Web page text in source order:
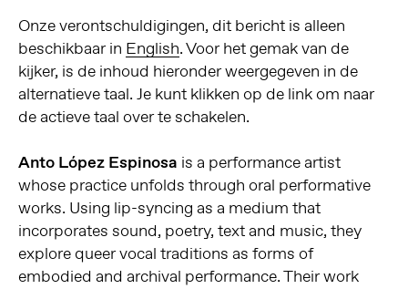
Onze verontschuldigingen, dit bericht is alleen
beschikbaar in English. Voor het gemak van de
kijker, is de inhoud hieronder weergegeven in de
alternatieve taal. Je kunt klikken op de link om naar
de actieve taal over te schakelen.
Anto López Espinosa is a performance artist
whose practice unfolds through oral performative
works. Using lip-syncing as a medium that
incorporates sound, poetry, text and music, they
explore queer vocal traditions as forms of
embodied and archival performance. Their work